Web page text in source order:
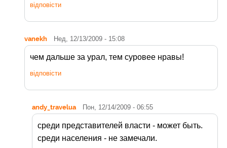
відповісти
vanekh Нед, 12/13/2009 - 15:08
чем дальше за урал, тем суровее нравы!
відповісти
andy_travelua Пон, 12/14/2009 - 06:55
среди представителей власти - может быть.
среди населения - не замечали.